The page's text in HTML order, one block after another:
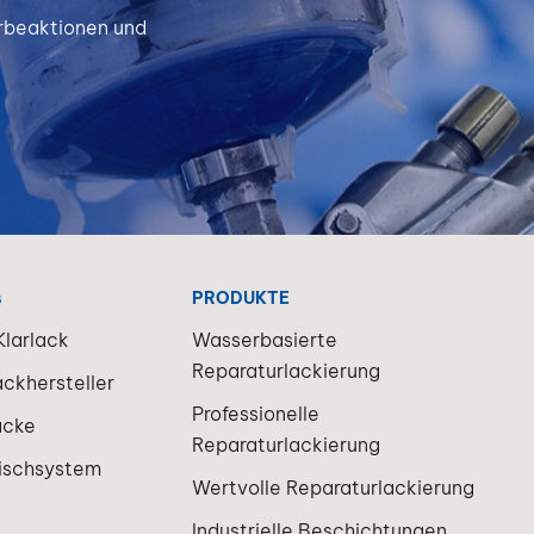
und
PRODUKTE
Wasserbasierte
Reparaturlackierung
Professionelle
Reparaturlackierung
Wertvolle Reparaturlackierung